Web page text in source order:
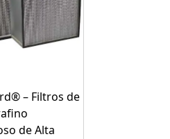
– Filtros de
de Alta